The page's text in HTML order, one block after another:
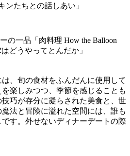
ンたちとの話しあい」
の一品「肉料理 How the Balloon
はどうやってとんだか」
、旬の食材をふんだんに使用して
楽しみつつ、季節を感じることも
巧が存分に凝らされた美食と、世
法と冒険に溢れた空間には、誰も
す。外せないディナーデートの際